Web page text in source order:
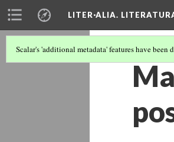
LITER·ALIA.
Scalar's 'additional metadata' features have